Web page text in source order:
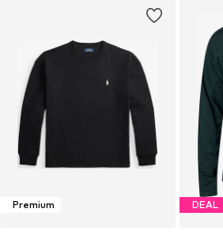
Premium DEAL